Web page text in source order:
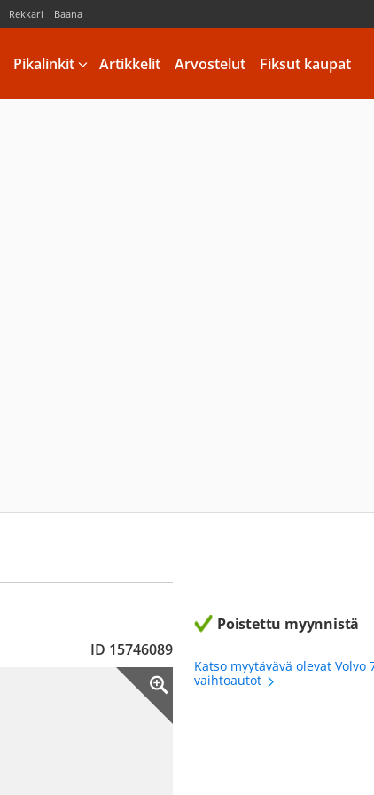
Rekkari Baana
Pikalinkit Artikkelit Arvostelut Fiksut kaupat
ID 15746089
Poistettu myynnistä
Katso myytävävä olevat Volvo
vaihtoautot